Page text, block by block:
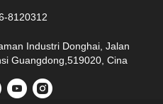
8120312
Industri Donghai, Jalan
Guangdong,519020, Cina